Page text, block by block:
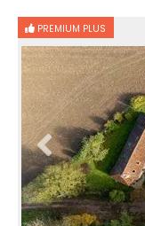
PREMIUM PLUS